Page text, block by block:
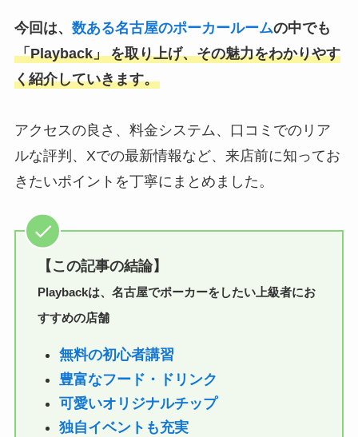
今回は、 数ある名古屋のポーカールームの中でも
「Playback」 を取り上げ、その魅力をわかりやす
く紹介していきます。
アクセスの良さ、料金システム、口コミでのリア
ルな評判、Xでの最新情報など、来店前に知ってお
きたいポイントを丁寧にまとめました。
【この記事の結論】
Playbackは、名古屋でポーカーをしたい上級者にお
すすめの店舗
無料の初心者講習
豊富なフード・ドリンク
可愛いオリジナルチップ
独自イベントも充実